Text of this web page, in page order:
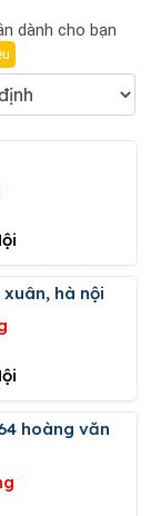
dành cho bạn
xuân, hà nội